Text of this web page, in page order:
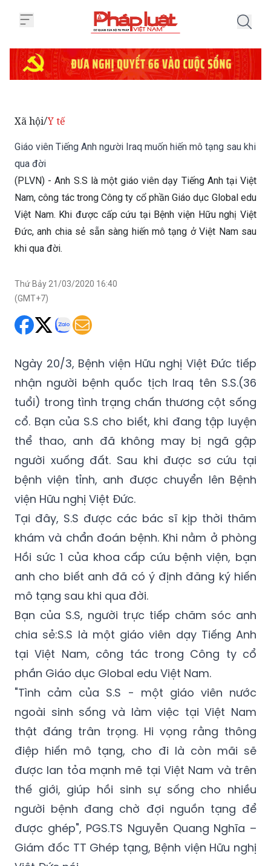
Giáo viên Tiếng Anh người Iraq muốn hiến mô tạng sau khi
(PLVN) - Anh S.S là một giáo viên dạy Tiếng Anh tại Việt
Nam, công tác trong Công ty cổ phần Giáo dục Global edu
Việt Nam. Khi được cấp cứu tại Bệnh viện Hữu nghị Việt
Đức, anh chia sẻ sẵn sàng hiến mô tạng ở Việt Nam sau
khi qua đời.
Thứ Bảy 21/03/2020 16:40
Ngày 20/3, Bệnh viện Hữu nghị Việt Đức tiếp
tuổi) trong tình trạng chấn thương cột sống
cổ. Bạn của S.S cho biết, khi đang tập luyện
thể thao, anh đã không may bị ngã gập
người xuống đất. Sau khi được sơ cứu tại
bệnh viện tỉnh, anh được chuyển lên Bệnh
viện Hữu nghị Việt Đức.
Tại đây, S.S được các bác sĩ kịp thời thăm
khám và chẩn đoán bệnh. Khi nằm ở phòng
Hồi sức 1 của khoa cấp cứu bệnh viện, bạn
anh cho biết anh đã có ý định đăng ký hiến
mô tạng sau khi qua đời.
Bạn của S.S, người trực tiếp chăm sóc anh
chia sẻ:S.S là một giáo viên dạy Tiếng Anh
tại Việt Nam, công tác trong Công ty cổ
phần Giáo dục Global edu Việt Nam.
"Tình cảm của S.S - một giáo viên nước
ngoài sinh sống và làm việc tại Việt Nam
thật đáng trân trọng. Hi vọng rằng thông
điệp hiến mô tạng, cho đi là còn mãi sẽ
được lan tỏa mạnh mẽ tại Việt Nam và trên
thế giới, giúp hồi sinh sự sống cho nhiều
người bệnh đang chờ đợi nguồn tạng để
được ghép", PGS.TS Nguyễn Quang Nghĩa –
Giám đốc TT Ghép tạng, Bệnh viện Hữu nghị
Việt Đức nói.
Giám đốc TT Ghép tạng, Bệnh viện Hữu nghị